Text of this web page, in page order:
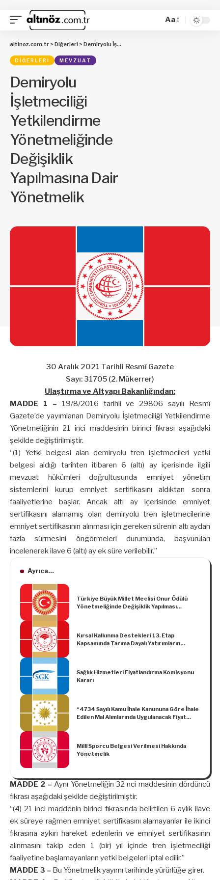
Aa
altinoz.com.tr > Diğerleri > Demiryolu İşletmeciliği Yetkilendirme Yönetmeliğinde Değişiklik Yapılmasına Dair Yönetmelik
DIĞERLERI MEVZUAT
Demiryolu
İşletmeciliği
Yetkilendirme
Yönetmeliğinde
Değişiklik
Yapılmasına Dair
Yönetmelik
30 Aralık 2021 Tarihli Resmî Gazete
Sayı: 31705 (2. Mükerrer)
Ulaştırma ve Altyapı Bakanlığından:
MADDE 1 – 19/8/2016 tarihli ve 29806 sayılı Resmî
Gazete’de yayımlanan Demiryolu İşletmeciliği Yetkilendirme
Yönetmeliğinin 21 inci maddesinin birinci fıkrası aşağıdaki
şekilde değiştirilmiştir.
“(1) Yetki belgesi alan demiryolu tren işletmecileri yetki
belgesi aldığı tarihten itibaren 6 (altı) ay içerisinde ilgili
mevzuat hükümleri doğrultusunda emniyet yönetim
sistemlerini kurup emniyet sertifikasını aldıktan sonra
faaliyetlerine başlar. Ancak altı ay içerisinde emniyet
sertifikasını alamamış olan demiryolu tren işletmecilerine
emniyet sertifikasının alınması için gereken sürenin altı aydan
fazla sürmesini öngörmeleri durumunda, başvuruları
incelenerek ilave 6 (altı) ay ek süre verilebilir.”
Ayrıca...
Türkiye Büyük Millet Meclisi Onur Ödülü
Yönetmeliğinde Değişiklik Yapılması
Kırsal Kalkınma Destekleri 13. Etap
Kapsamında Tarıma Dayalı Yatırımların
Sağlık Hizmetleri Fiyatlandırma Komisyonu
Kararı
“4734 Sayılı Kamu İhale Kanununa Göre İhale
Edilen Mal Alımlarında Uygulanacak Fiyat
Hizmet Alımlarında Uygulanacak Fiyat Farkına
İlişkin Esaslarda Değişiklik Yapılmasına Dair
Uygulanacak Fiyat Farkına İlişkin Esaslarda
Değişiklik Yapılmasına Dair Esaslar”(Karar
Sayısı: 5202)
Millî Sporcu Belgesi Verilmesi Hakkında
Yönetmelik
MADDE 2 – Aynı Yönetmeliğin 32 nci maddesinin dördüncü
fıkrası aşağıdaki şekilde değiştirilmiştir.
“(4) 21 inci maddenin birinci fıkrasında belirtilen 6 aylık ilave
ek süreye rağmen emniyet sertifikasını alamayanlar ile ikinci
fıkrasına aykırı hareket edenlerin ve emniyet sertifikasının
alınmasını takip eden 1 (bir) yıl içinde tren işletmeciliği
faaliyetine başlamayanların yetki belgeleri iptal edilir.”
MADDE 3 – Bu Yönetmelik yayımı tarihinde yürürlüğe girer.